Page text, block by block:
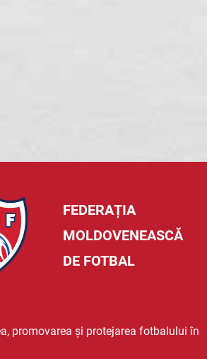
FEDERAȚIA
MOLDOVENEASCĂ
DE FOTBAL
promovarea și protejarea fotbalului în